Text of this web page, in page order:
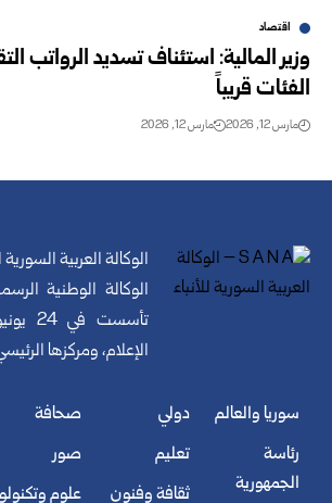
اقتصاد
وزير المالية: استئناف تسديد الرواتب
الفئات قريباً
مارس 12, 2026 مارس 12, 2026
الوكالة العربية السورية
الوكالة الوطنية
الإعلام، ومركزها
سوريا والعالم
رئاسة
الجمهورية
دولي
تعليم
ثقافة وفنون
صحافة
صور
علوم